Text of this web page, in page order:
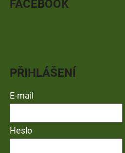
FACEBOOK
PŘIHLÁŠENÍ
E-mail
Heslo